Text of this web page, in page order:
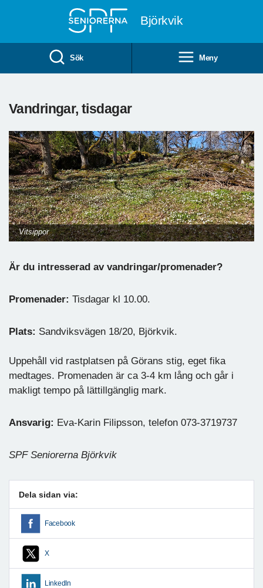
Björkvik
Sök Meny
Vandringar, tisdagar
Vitsippor
Är du intresserad av vandringar/promenader?
Promenader: Tisdagar kl 10.00.
Plats: Sandviksvägen 18/20, Björkvik.
Uppehåll vid rastplatsen på Görans stig, eget fika
medtages. Promenaden är ca 3-4 km lång och går i
makligt tempo på lättillgänglig mark.
Ansvarig: Eva-Karin Filipsson, telefon 073-3719737
SPF Seniorerna Björkvik
Dela sidan via:
Facebook
X
LinkedIn